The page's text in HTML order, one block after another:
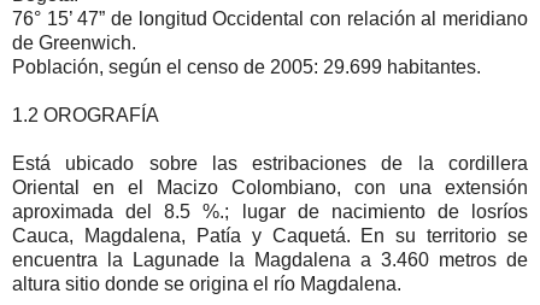
76° 15’ 47” de longitud Occidental con relación al meridiano
de Greenwich.
Población, según el censo de 2005: 29.699 habitantes.
1.2 OROGRAFÍA
Está ubicado sobre las estribaciones de la cordillera
Oriental en el Macizo Colombiano, con una extensión
aproximada del 8.5 %.; lugar de nacimiento de losríos
Cauca, Magdalena, Patía y Caquetá. En su territorio se
encuentra la Lagunade la Magdalena a 3.460 metros de
altura sitio donde se origina el río Magdalena.